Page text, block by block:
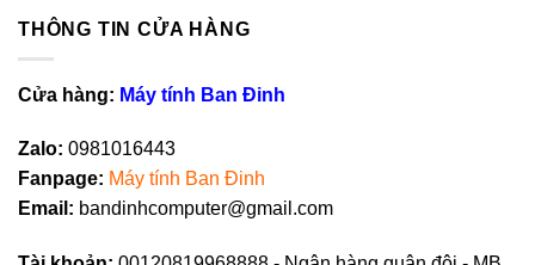
THÔNG TIN CỬA HÀNG
Cửa hàng: Máy tính Ban Đinh
Zalo: 0981016443
Fanpage: Máy tính Ban Đinh
Email: bandinhcomputer@gmail.com